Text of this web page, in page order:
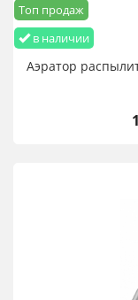
в наличии
Топ продаж
Аэратор